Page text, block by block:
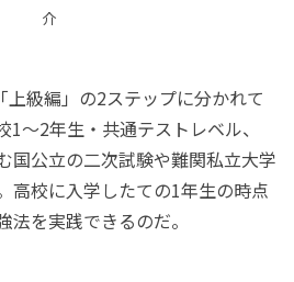
介
級編」の2ステップに分かれて
～2年生・共通テストレベル、
国公立の二次試験や難関私立大学
高校に入学したての1年生の時点
を実践できるのだ。